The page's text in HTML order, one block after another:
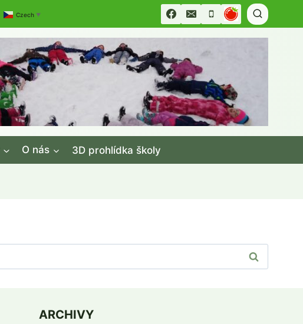
Czech ▼
O nás 3D prohlídka školy
ARCHIVY